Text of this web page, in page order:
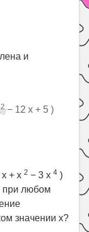
и
2− 12 x + 5 )
x + x2 − 3 x4 )
при любом
значении x?